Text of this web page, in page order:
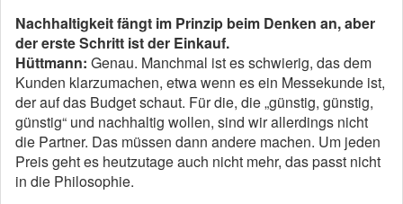
Nachhaltigkeit fängt im Prinzip beim Denken an, aber
der erste Schritt ist der Einkauf.
Hüttmann: Genau. Manchmal ist es schwierig, das dem
Kunden klarzumachen, etwa wenn es ein Messekunde ist,
der auf das Budget schaut. Für die, die „günstig, günstig,
günstig“ und nachhaltig wollen, sind wir allerdings nicht
die Partner. Das müssen dann andere machen. Um jeden
Preis geht es heutzutage auch nicht mehr, das passt nicht
in die Philosophie.